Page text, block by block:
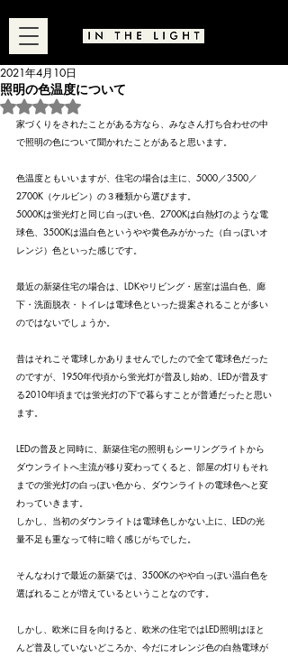
照明の色温度について
2021年4月10日
5つ星のうちNaNと評価されています。
家づくりをされたことがある方なら、みなさん打ち合わせの中
で照明の色について聞かれたことがあると思います。
色温度ともいいますが、住宅の場合は主に、5000／3500／
2700K（ケルビン）の３種類から選びます。
5000Kは蛍光灯と同じ白っぽい色、2700Kは白熱灯のような電
球色、3500Kは温白色というやや黄色みがかった（白っぽいオ
レンジ）色といった感じです。
最近の新築住宅の場合は、LDKやリビング・居室は温白色、廊
下・洗面脱衣・トイレは電球色といった提案されることが多い
のではないでしょうか。
昔はそれこそ電球しかありませんでしたので全て電球色だった
のですが、1950年代頃から蛍光灯が普及し始め、LEDが普及す
る2010年頃までは蛍光灯の下で暮らすことが普通だったと思い
ます。
LEDの普及と同時に、新築住宅の照明もシーリングライトから
ダウンライトへ主流が移り変わってくると、部屋の灯りもそれ
までの蛍光灯の白っぽい色から、ダウンライトの電球色へと変
わっていきます。
しかし、当初のダウンライトは電球色しかない上に、LEDの光
量不足も重なって特に暗く感じがちでした。
そんなわけで最近の新築では、3500Kのやや白っぽい温白色を
選ばれることが増えているということなのです。
しかし、欧米に目を向けると、欧米の住宅ではLED照明はほと
んど普及していないどころか、今だにオレンジ色の白熱電球が